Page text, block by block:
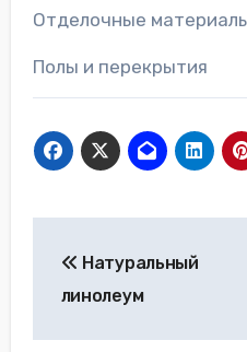
Отделочные
Полы и перекрытия
по
Натуральный
линолеум